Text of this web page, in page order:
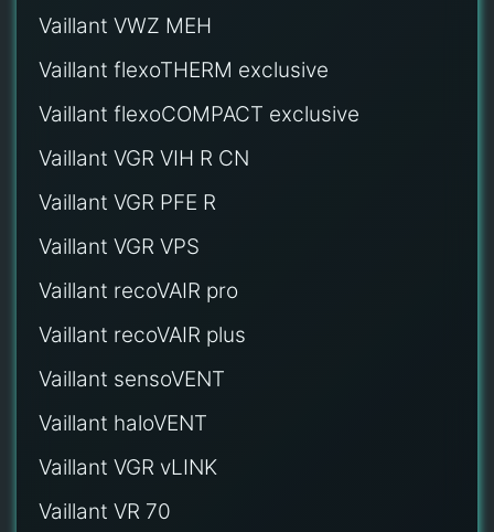
Vaillant VWZ MEH
Vaillant flexoTHERM exclusive
Vaillant flexoCOMPACT exclusive
Vaillant VGR VIH R CN
Vaillant VGR PFE R
Vaillant VGR VPS
Vaillant recoVAIR pro
Vaillant recoVAIR plus
Vaillant sensoVENT
Vaillant haloVENT
Vaillant VGR vLINK
Vaillant VR 70